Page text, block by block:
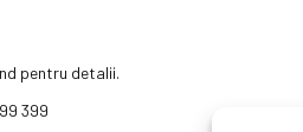
pentru detalii.
399